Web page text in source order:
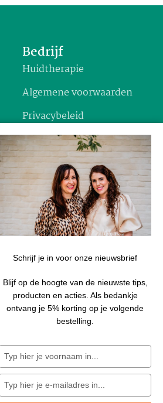
Bedrijf
Huidtherapie
Algemene voorwaarden
Privacybeleid
Garantie & klachten
Verzenden & retourneren
Disclaimer
Schrijf je in voor onze nieuwsbrief
Blijf op de hoogte van de nieuwste tips,
producten en acties. Als bedankje
ontvang je 5% korting op je volgende
bestelling.
Typ
je
in
Typ
je